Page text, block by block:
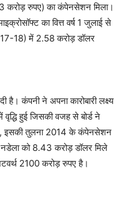
रुपए) का कंपेनसेशन मिला।
का वित्त वर्ष 1 जुलाई से
18) में 2.58 करोड़ डॉलर
है। कंपनी ने अपना कारोबारी लक्ष्य
हुई जिसकी वजह से बोर्ड ने
इसकी तुलना 2014 के कंपेनसेशन
को 8.43 करोड़ डॉलर मिले
2100 करोड़ रुपए है।